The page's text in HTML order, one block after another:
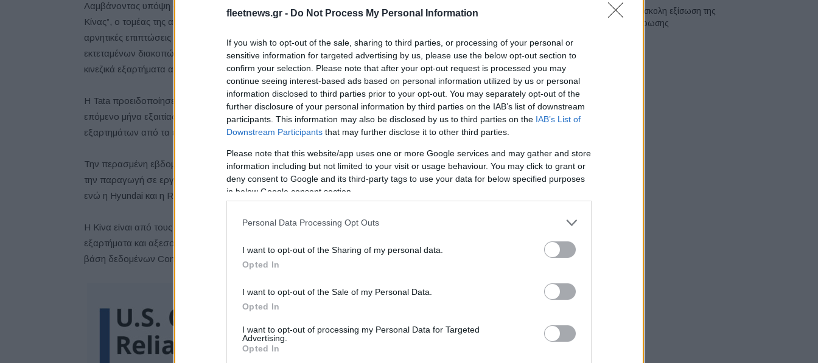
fleetnews.gr - Do Not Process My Personal Information
If you wish to opt-out of the sale, sharing to third parties, or processing of your personal or
sensitive information for targeted advertising by us, please use the below opt-out section to
confirm your selection. Please note that after your opt-out request is processed you may
continue seeing interest-based ads based on personal information utilized by us or personal
information disclosed to third parties prior to your opt-out. You may separately opt-out of the
further disclosure of your personal information by third parties on the IAB’s list of downstream
participants. This information may also be disclosed by us to third parties on the IAB’s List of
Downstream Participants that may further disclose it to other third parties.
Please note that this website/app uses one or more Google services and may gather and store
information including but not limited to your visit or usage behaviour. You may click to grant or
deny consent to Google and its third-party tags to use your data for below specified purposes
in below Google consent section.
Personal Data Processing Opt Outs
I want to opt-out of the Sharing of my personal data.
Opted In
I want to opt-out of the Sale of my Personal Data.
Opted In
I want to opt-out of processing my Personal Data for Targeted
Advertising.
Opted In
Λαμβάνοντας υπόψη ότι το Wuhan, το επίκεντρο της επιδημίας, αναφέρεται συχνά ως “Motor City της
Κίνας”, ο τομέας της αυτοκινητοβιομηχανίας είναι μεταξύ των κλάδων που εκτίθενται περισσότερο στις
αρνητικές επιπτώσεις του ιού. Όχι μόνο η κινεζική παραγωγή θα υποστεί σημαντική ζημιά λόγω
εκτεταμένων διακοπών λειτουργίας, αλλά πολλοί κατασκευαστές σε όλο τον κόσμο που βασίζονται σε
κινεζικά εξαρτήματα αντιμετωπίζουν διακοπές στην παραγωγή τους.
Η Tata προειδοποίησε ότι η βρετανική της παραγωγή (Jaguar Land Rover) κινδυνεύει να πληγεί από τον
επόμενο μήνα εξαιτίας των δυσχερειών της αλυσίδας εφοδιασμού λόγω της διακοπής της προμήθειας
εξαρτημάτων από τα εργοστάσια της Κίνας.
Την περασμένη εβδομάδα, η Fiat Chrysler Automobiles (FCA) δήλωσε ότι θα σταματήσει προσωρινά
την παραγωγή σε εργοστάσιο στο Kragujevac της Σερβίας λόγω έλλειψης εξαρτημάτων από την Κίνα,
ενώ η Hyundai και η Renault έχουν κάνει το ίδιο στη Νότια Κορέα.
Η Κίνα είναι από τους μεγαλύτερους προμηθευτές εξαρτημάτων αυτοκινήτων στον κόσμο, εξάγοντας
εξαρτήματα και αξεσουάρ αυτοκινήτων αξίας 34,8 δισεκατομμυρίων δολαρίων το 2018, σύμφωνα με τη
βάση δεδομένων Comtrade του
VW: Η δύσκολη εξίσωση της
αναδιάρθρωσης